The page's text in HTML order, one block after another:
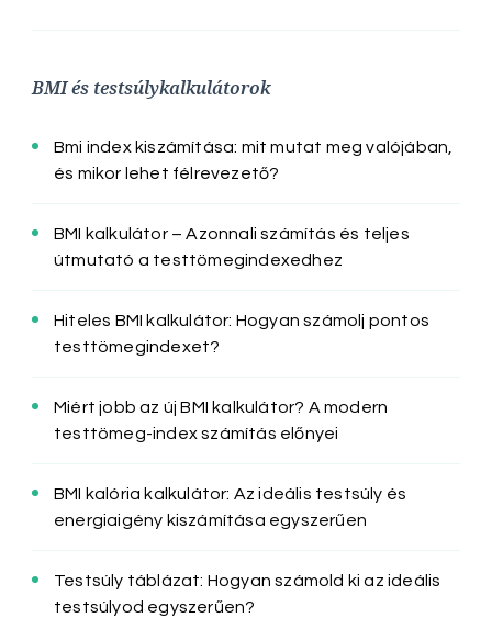
BMI és testsúlykalkulátorok
Bmi index kiszámítása: mit mutat meg valójában,
és mikor lehet félrevezető?
BMI kalkulátor – Azonnali számítás és teljes
útmutató a testtömegindexedhez
Hiteles BMI kalkulátor: Hogyan számolj pontos
testtömegindexet?
Miért jobb az új BMI kalkulátor? A modern
testtömeg-index számítás előnyei
BMI kalória kalkulátor: Az ideális testsúly és
energiaigény kiszámítása egyszerűen
Testsúly táblázat: Hogyan számold ki az ideális
testsúlyod egyszerűen?